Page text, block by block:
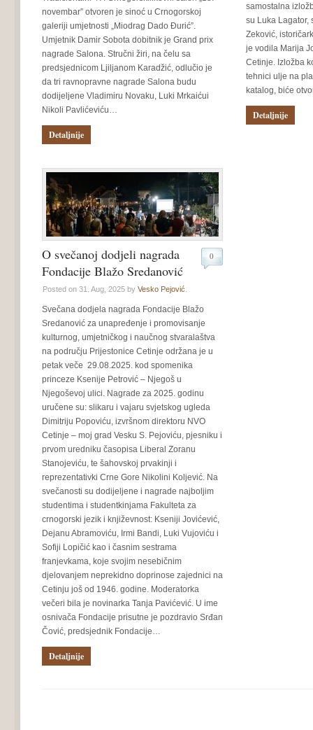
novembar” otvoren je sinoć u Crnogorskoj
galeriji umjetnosti „Miodrag Dado Đurić”.
Umjetnik Damir Sobota dobitnik je Grand prix
nagrade Salona. Stručni žiri, na čelu sa
predsjednicom Ljiljanom Karadžić, odlučio je
da tri ravnopravne nagrade Salona budu
dodijeljene Vladimiru Novaku, Luki Mrkaićui
Nikoli Pavlićeviću…
Detaljnije
samostalna
su Luka Lagator,
Zeković,
je vodila Marija
Cetinje. Izložba
tehnici ulje na
katalog, biće
Detaljnije
O svečanoj dodjeli nagrada
Fondacije Blažo Sredanović
Posted on 31. Aug, 2025 by Vesko Pejović
0
Svečana dodjela nagrada Fondacije Blažo
Sredanović za unapređenje i promovisanje
kulturnog, umjetničkog i naučnog stvaralaštva
na području Prijestonice Cetinje održana je u
petak veče 29.08.2025. kod spomenika
princeze Ksenije Petrović – Njegoš u
Njegoševoj ulici. Nagrade za 2025. godinu
uručene su: slikaru i vajaru svjetskog ugleda
Dimitriju Popoviću, izvršnom direktoru NVO
Cetinje – moj grad Vesku S. Pejoviću, pjesniku i
prvom uredniku časopisa Liberal Zoranu
Stanojeviću, te šahovskoj prvakinji i
reprezentativki Crne Gore Nikolini Koljević. Na
svečanosti su dodijeljene i nagrade najboljim
studentima i studentkinjama Fakulteta za
crnogorski jezik i književnost: Kseniji Jovićević,
Dejanu Abramoviću, Irmi Bandi, Luki Vujoviću i
Sofiji Lopičić kao i časnim sestrama
franjevkama, koje svojim nesebičnim
djelovanjem neprekidno doprinose zajednici na
Cetinju još od 1946. godine. Moderatorka
večeri bila je novinarka Tanja Pavićević. U ime
osnivača Fondacije prisutne je pozdravio Srđan
Čović, predsjednik Fondacije…
Detaljnije